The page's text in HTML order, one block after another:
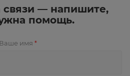
связи — напишите,
помощь.
Ваше имя *